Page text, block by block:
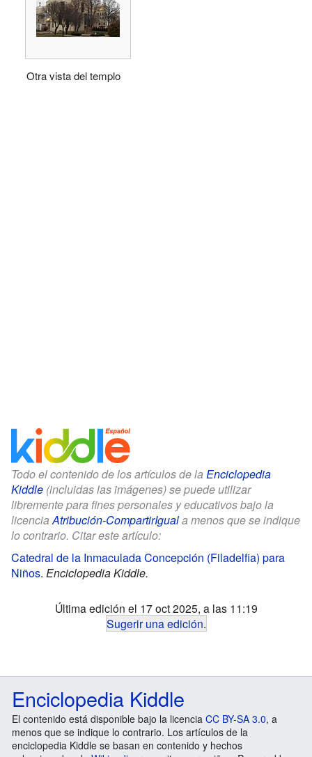
Otra vista del templo
Todo el contenido de los artículos de la Enciclopedia
Kiddle (incluidas las imágenes) se puede utilizar
libremente para fines personales y educativos bajo la
licenciaAtribución-CompartirIguala menos que se indique
lo contrario. Citar este artículo:
Catedral de la Inmaculada Concepción (Filadelfia) para
Niños. Enciclopedia Kiddle.
Última edición el 17 oct 2025, a las 11:19
Sugerir una edición.
Enciclopedia Kiddle
El contenido está disponible bajo la licencia CC BY-SA 3.0, a
menos que se indique lo contrario. Los artículos de la
enciclopedia Kiddle se basan en contenido y hechos